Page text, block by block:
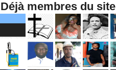
Déjà membres du site